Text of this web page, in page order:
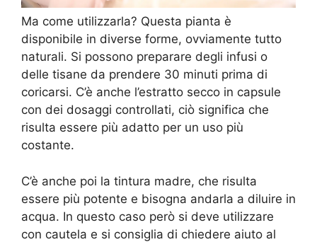
Ma come utilizzarla? Questa pianta è
disponibile in diverse forme, ovviamente tutto
naturali. Si possono preparare degli infusi o
delle tisane da prendere 30 minuti prima di
coricarsi. C’è anche l’estratto secco in capsule
con dei dosaggi controllati, ciò significa che
risulta essere più adatto per un uso più
costante.
C’è anche poi la tintura madre, che risulta
essere più potente e bisogna andarla a diluire in
acqua. In questo caso però si deve utilizzare
con cautela e si consiglia di chiedere aiuto al